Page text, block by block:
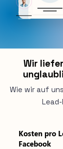
Wir
Wie wir auf
Kosten pro
Facebook